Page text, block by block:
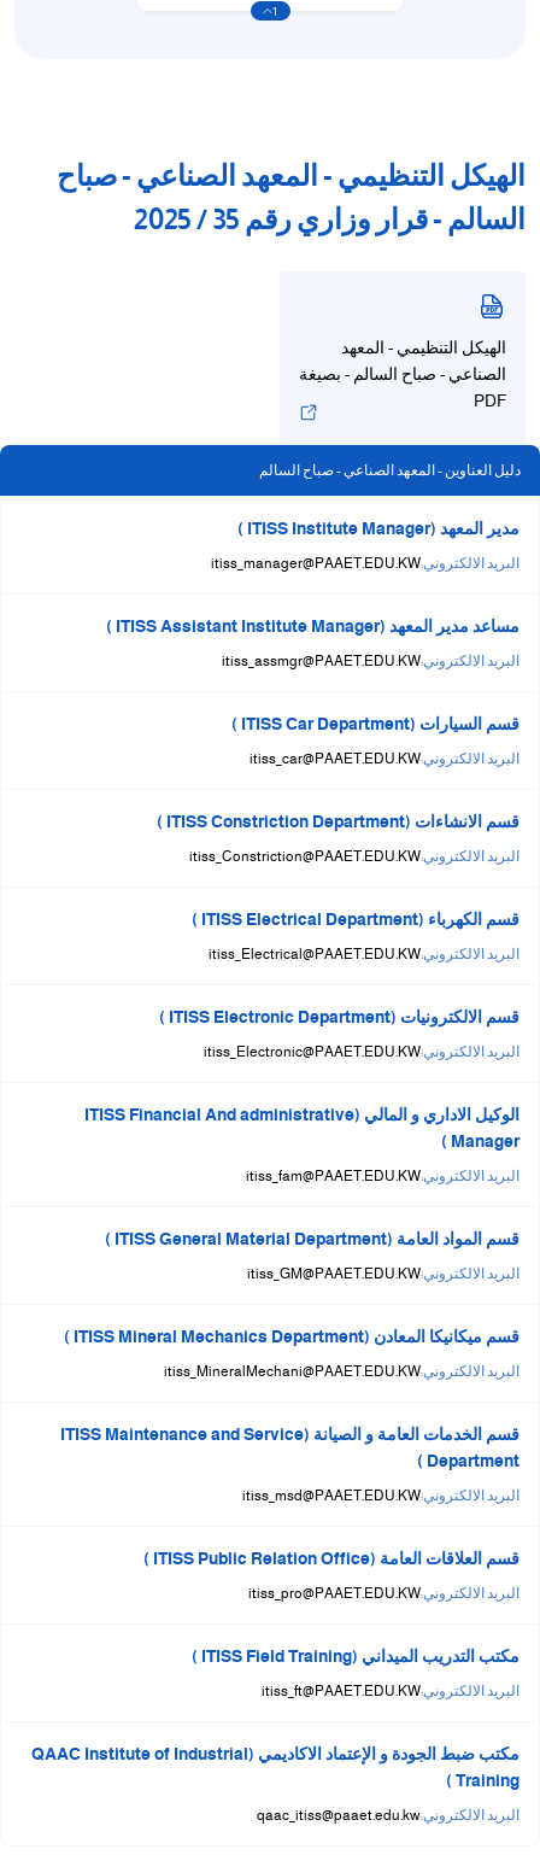
1
الهيكل التنظيمي - المعهد الصناعي - صباح
السالم - قرار وزاري رقم 35 / 2025
الهيكل التنظيمي - المعهد
الصناعي - صباح السالم - بصيغة
PDF
دليل العناوين - المعهد الصناعي - صباح السالم
مدير المعهد (ITISS Institute Manager )
البريد الالكتروني:itiss_manager@PAAET.EDU.KW
مساعد مدير المعهد (ITISS Assistant Institute Manager )
البريد الالكتروني:itiss_assmgr@PAAET.EDU.KW
قسم السيارات (ITISS Car Department )
البريد الالكتروني:itiss_car@PAAET.EDU.KW
قسم الانشاءات (ITISS Constriction Department )
البريد الالكتروني:itiss_Constriction@PAAET.EDU.KW
قسم الكهرباء (ITISS Electrical Department )
البريد الالكتروني:itiss_Electrical@PAAET.EDU.KW
قسم الالكترونيات (ITISS Electronic Department )
البريد الالكتروني:itiss_Electronic@PAAET.EDU.KW
الوكيل الاداري و المالي (ITISS Financial And administrative
Manager )
البريد الالكتروني:itiss_fam@PAAET.EDU.KW
قسم المواد العامة (ITISS General Material Department )
البريد الالكتروني:itiss_GM@PAAET.EDU.KW
قسم ميكانيكا المعادن (ITISS Mineral Mechanics Department )
البريد الالكتروني:itiss_MineralMechani@PAAET.EDU.KW
قسم الخدمات العامة و الصيانة (ITISS Maintenance and Service
Department )
البريد الالكتروني:itiss_msd@PAAET.EDU.KW
قسم العلاقات العامة (ITISS Public Relation Office )
البريد الالكتروني:itiss_pro@PAAET.EDU.KW
مكتب التدريب الميداني (ITISS Field Training )
البريد الالكتروني:itiss_ft@PAAET.EDU.KW
مكتب ضبط الجودة و الإعتماد الاكاديمي (QAAC Institute of Industrial
Training )
البريد الالكتروني:qaac_itiss@paaet.edu.kw